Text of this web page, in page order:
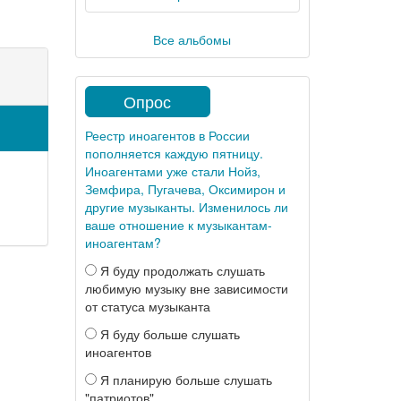
Все альбомы
Опрос
Реестр иноагентов в России
пополняется каждую пятницу.
Иноагентами уже стали Нойз,
Земфира, Пугачева, Оксимирон и
другие музыканты. Изменилось ли
ваше отношение к музыкантам-
иноагентам?
Я буду продолжать слушать
любимую музыку вне зависимости
от статуса музыканта
Я буду больше слушать
иноагентов
Я планирую больше слушать
"патриотов"